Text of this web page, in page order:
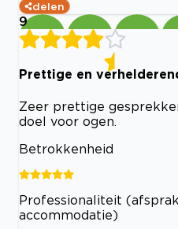
delen
9
Prettige en
Zeer prettige
doel voor ogen.
Betrokkenheid
Professionaliteit
accommodatie)